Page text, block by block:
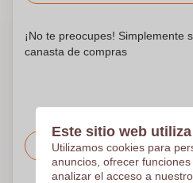
¡No te preocupes! Simplemente
canasta de compras
Solicitar el
Este sitio web
Utilizamos cookies para
anuncios, ofrecer
analizar el acceso a